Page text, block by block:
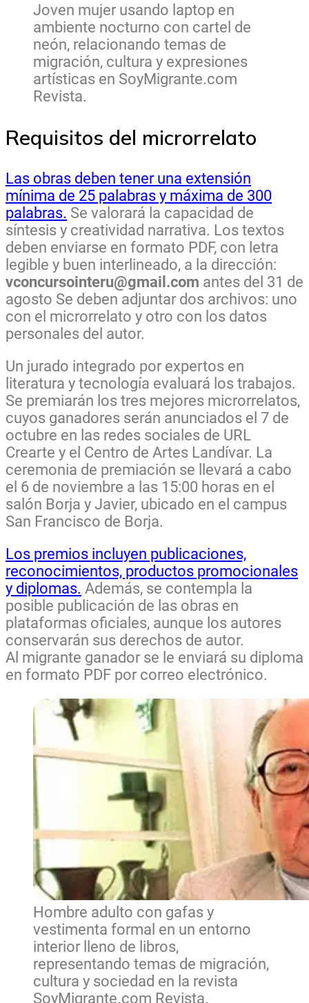
Joven mujer usando laptop en
ambiente nocturno con cartel de
neón, relacionando temas de
migración, cultura y expresiones
artísticas en SoyMigrante.com
Revista.
Requisitos del microrrelato
Las obras deben tener una extensión
mínima de 25 palabras y máxima de 300
palabras. Se valorará la capacidad de
síntesis y creatividad narrativa. Los textos
deben enviarse en formato PDF, con letra
legible y buen interlineado, a la dirección:
vconcursointeru@gmail.com antes del 31 de
agosto Se deben adjuntar dos archivos: uno
con el microrrelato y otro con los datos
personales del autor.
Un jurado integrado por expertos en
literatura y tecnología evaluará los trabajos.
Se premiarán los tres mejores microrrelatos,
cuyos ganadores serán anunciados el 7 de
octubre en las redes sociales de URL
Crearte y el Centro de Artes Landívar. La
ceremonia de premiación se llevará a cabo
el 6 de noviembre a las 15:00 horas en el
salón Borja y Javier, ubicado en el campus
San Francisco de Borja.
Los premios incluyen publicaciones,
reconocimientos, productos promocionales
y diplomas. Además, se contempla la
posible publicación de las obras en
plataformas oficiales, aunque los autores
conservarán sus derechos de autor.
Al migrante ganador se le enviará su diploma
en formato PDF por correo electrónico.
Hombre adulto con gafas y
vestimenta formal en un entorno
interior lleno de libros,
representando temas de migración,
cultura y sociedad en la revista
SoyMigrante.com Revista.